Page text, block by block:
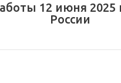
12 июня 2025
России